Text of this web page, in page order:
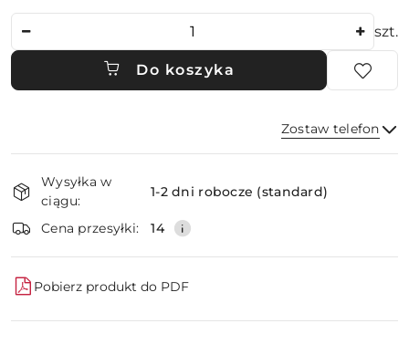
szt.
Do koszyka
Zostaw telefon
i
dostawa
Wysyłka w
ciągu:
1-2 dni robocze (standard)
Cena przesyłki: 14
Pobierz produkt do PDF